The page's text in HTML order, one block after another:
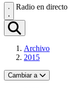
Radio en directo
Archivo
2015
Cambiar a